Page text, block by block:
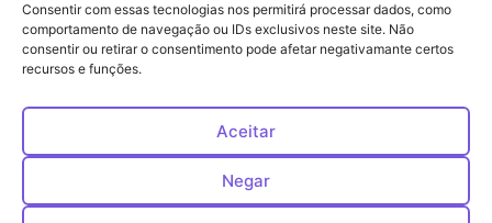
Consentir com essas tecnologias nos permitirá processar dados, como
comportamento de navegação ou IDs exclusivos neste site. Não
consentir ou retirar o consentimento pode afetar negativamante certos
recursos e funções.
Aceitar
Negar
Veros – Hospital
Ética